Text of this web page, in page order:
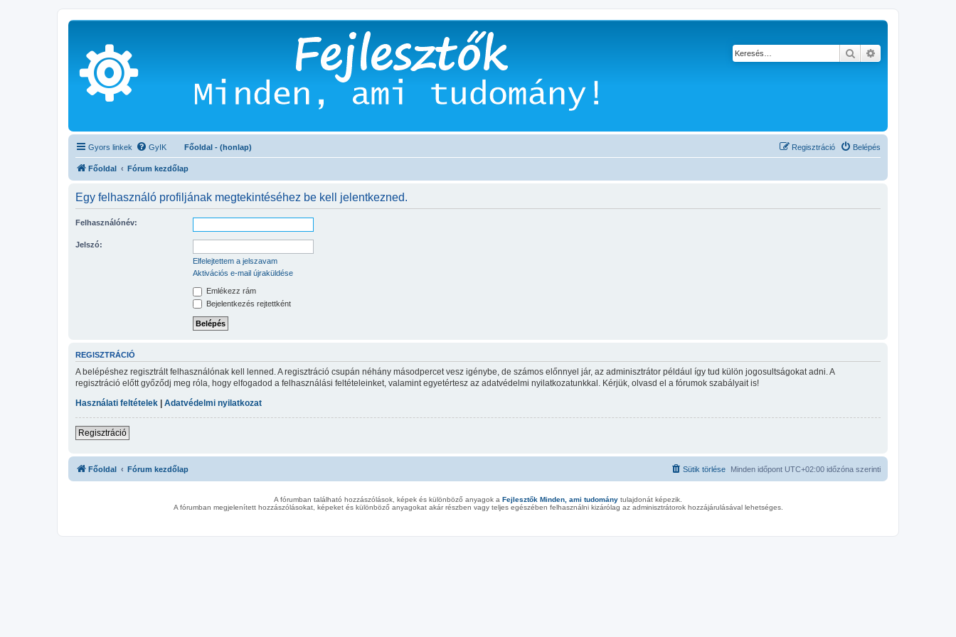
Keresés
Gyors linkek GyIK Főoldal - (honlap) Belépés
Regisztráció
Főoldal Fórum kezdőlap
Egy felhasználó profiljának megtekintéséhez be kell jelentkezned.
Felhasználónév:
Jelszó:
Elfelejtettem a jelszavam
Aktivációs e-mail újraküldése
Emlékezz rám
Bejelentkezés rejtettként
REGISZTRÁCIÓ
A belépéshez regisztrált felhasználónak kell lenned. A regisztráció csupán néhány másodpercet vesz igénybe, de számos előnnyel jár, az adminisztrátor például így tud külön jogosultságokat adni. A
regisztráció előtt győződj meg róla, hogy elfogadod a felhasználási feltételeinket, valamint egyetértesz az adatvédelmi nyilatkozatunkkal. Kérjük, olvasd el a fórumok szabályait is!
Használati feltételek | Adatvédelmi nyilatkozat
Regisztráció
Főoldal Fórum kezdőlap Minden időpont UTC+02:00 időzóna szerinti
Sütik törlése
A fórumban található hozzászólások, képek és különböző anyagok a Fejlesztők Minden, ami tudomány tulajdonát képezik.
A fórumban megjelenített hozzászólásokat, képeket és különböző anyagokat akár részben vagy teljes egészében felhasználni kizárólag az adminisztrátorok hozzájárulásával lehetséges.